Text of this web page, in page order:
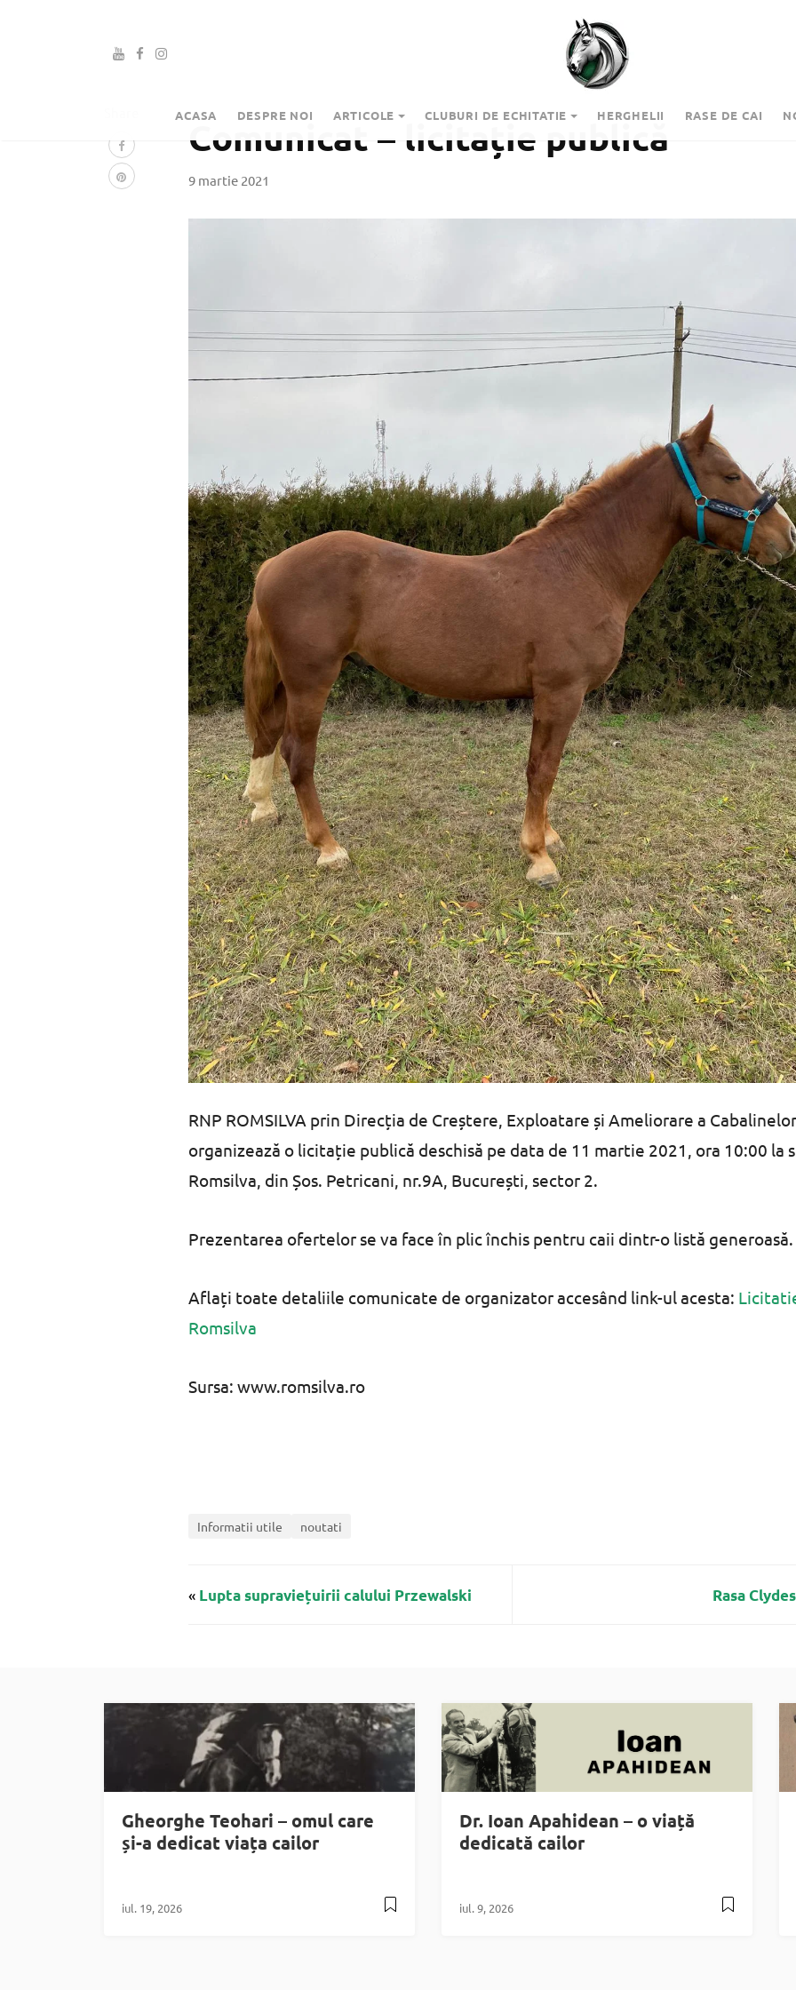
ACASA DESPRE NOI ARTICOLE CLUBURI DE ECHITATIE HERGHELII RASE DE CAI
Comunicat – licitație publică
9 martie 2021
RNP ROMSILVA prin Direcția de Creștere, Exploatare și Ameliorare a Cabalinelor
organizează o licitație publică deschisă pe data de 11 martie 2021, ora 10:00 la
Romsilva, din Șos. Petricani, nr.9A, București, sector 2.
Prezentarea ofertelor se va face în plic închis pentru caii dintr-o listă generoasă.
Aflați toate detaliile comunicate de organizator accesând link-ul acesta:
Romsilva
Sursa: www.romsilva.ro
Informatii utile noutati
« Lupta supraviețuirii calului Przewalski Rasa
Gheorghe Teohari – omul care
și-a dedicat viața cailor
iul. 19, 2026
Dr. Ioan Apahidean – o viață
dedicată cailor
iul. 9, 2026